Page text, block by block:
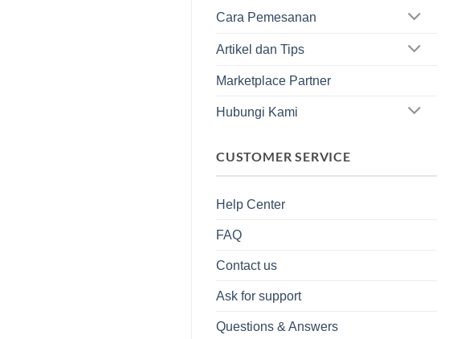
Cara Pemesanan
Artikel dan Tips
Marketplace Partner
Hubungi Kami
CUSTOMER SERVICE
Help Center
FAQ
Contact us
Ask for support
Questions & Answers